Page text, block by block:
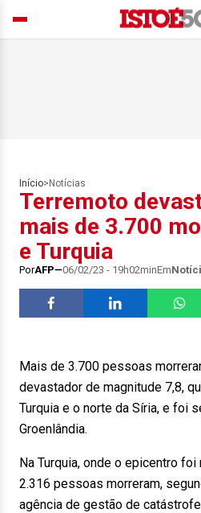
Início> Notícias
Terremoto
mais de 3.700
e Turquia
PorAFP 06/02/23 - 19h02minEm
Mais de 3.700 pessoas
devastador de magnitude 7,8,
Turquia e o norte da Síria, e foi
Groenlândia.
Na Turquia, onde o epicentro
2.316 pessoas morreram,
agência de gestão de